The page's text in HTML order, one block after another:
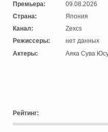
Премьера:
09.08.2026
Страна:
Япония
Канал:
Zexcs
Режиссеры:
нет данных
Актеры:
Рейтинг: